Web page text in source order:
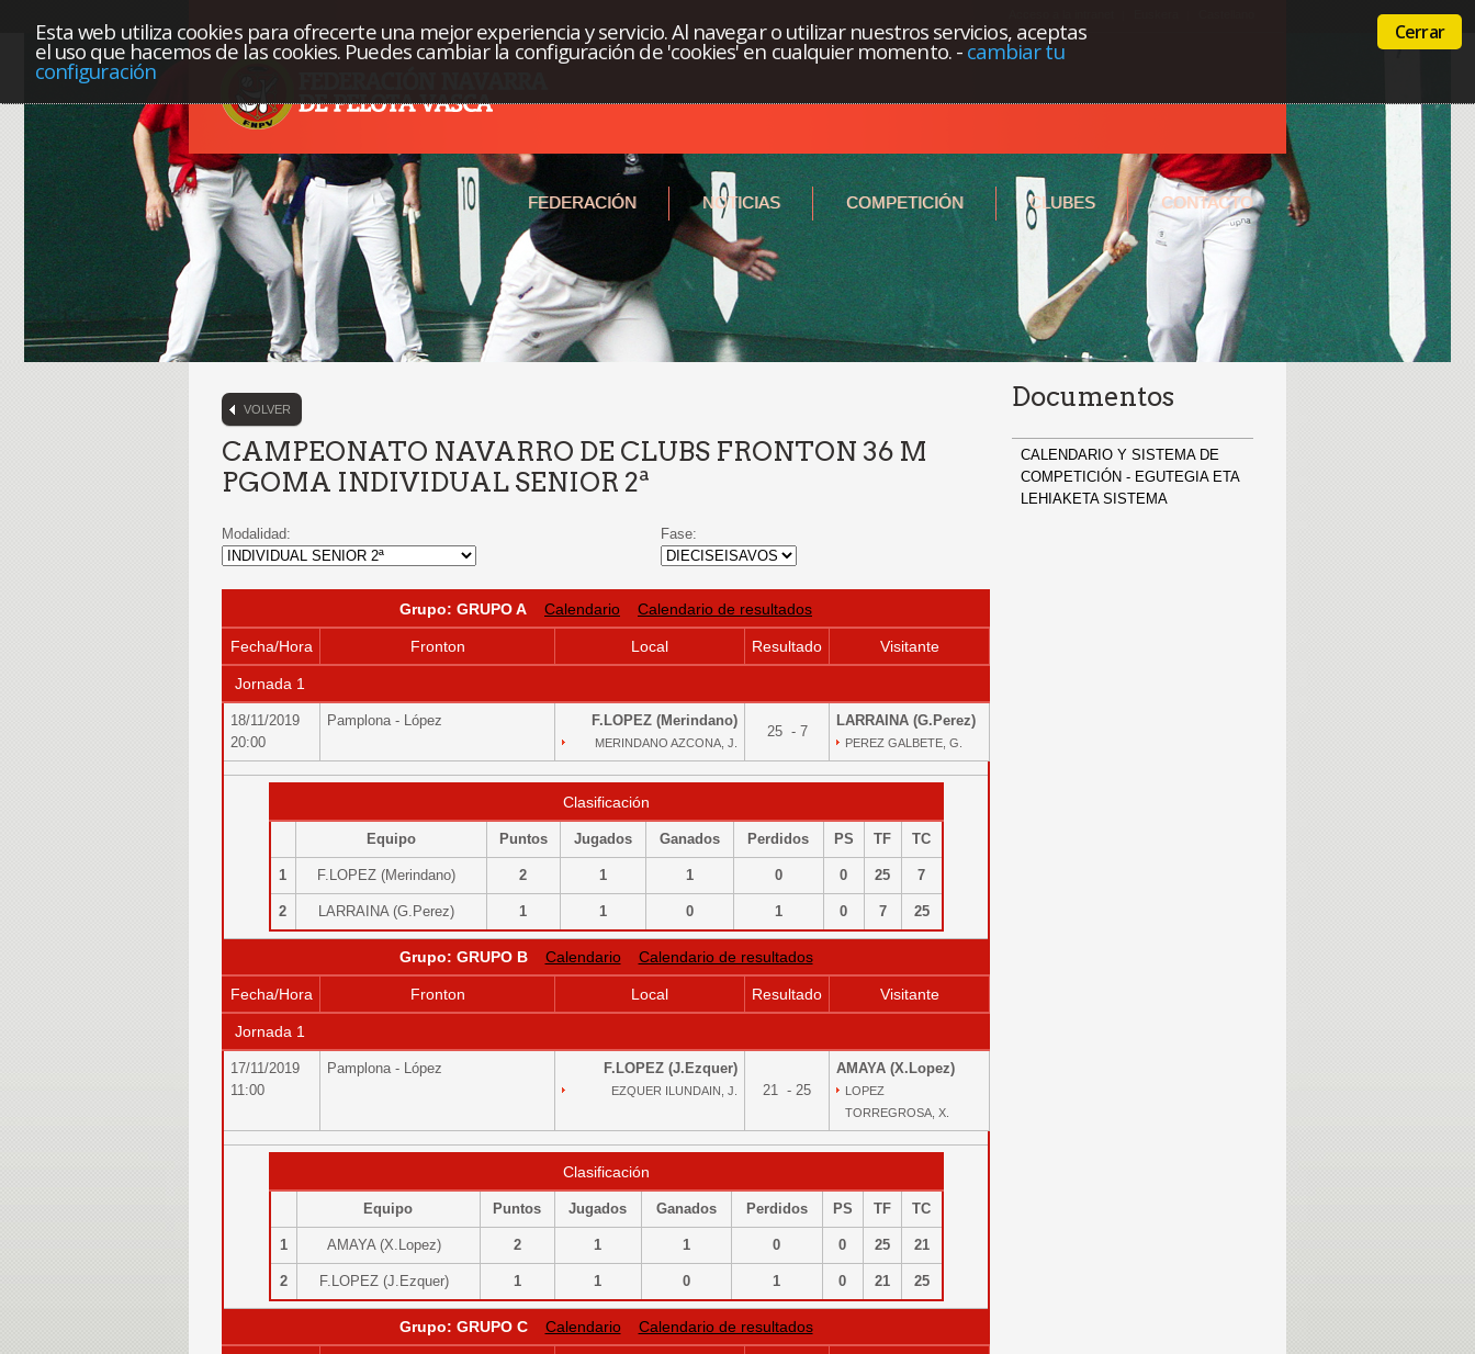
Esta web utiliza cookies para ofrecerte una mejor experiencia y servicio. Al navegar o utilizar nuestros servicios, aceptas
el uso que hacemos de las cookies. Puedes cambiar la configuración de 'cookies' en cualquier momento.- cambiar tu
configuración
Cerrar
FEDERACIÓN NOTICIAS COMPETICIÓN CLUBES CONTACTO
VOLVER
CAMPEONATO NAVARRO DE CLUBS FRONTON 36 M
PGOMA INDIVIDUAL SENIOR 2ª
Modalidad: Fase:
Grupo: GRUPO A Calendario Calendario de resultados
Fecha/Hora Fronton Local Resultado Visitante
Jornada 1
18/11/2019
20:00
Pamplona - López F.LOPEZ (Merindano)
MERINDANO AZCONA, J.
25 - 7
LARRAINA (G.Perez)
PEREZ GALBETE, G.
Clasificación
Equipo Puntos Jugados Ganados Perdidos PS TF TC
1 F.LOPEZ (Merindano) 2 1 1 0 0 25 7
2 LARRAINA (G.Perez) 1 1 0 1 0 7 25
Grupo: GRUPO B Calendario Calendario de resultados
Fecha/Hora Fronton Local Resultado Visitante
Jornada 1
17/11/2019
11:00
Pamplona - López F.LOPEZ (J.Ezquer)
EZQUER ILUNDAIN, J. 21 - 25
AMAYA (X.Lopez)
LOPEZ
TORREGROSA, X.
Clasificación
Equipo Puntos Jugados Ganados Perdidos PS TF TC
1 AMAYA (X.Lopez) 2 1 1 0 0 25 21
2 F.LOPEZ (J.Ezquer) 1 1 0 1 0 21 25
Grupo: GRUPO C Calendario Calendario de resultados
Documentos
CALENDARIO Y SISTEMA DE
COMPETICIÓN - EGUTEGIA ETA
LEHIAKETA SISTEMA